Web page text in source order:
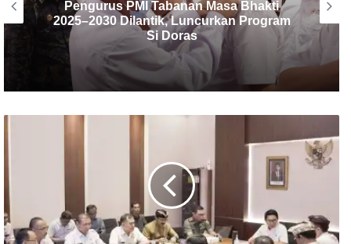
MUSLUB PMI Tabanan 2025, PMI Provinsi
Bali Tekankan Pentingnya Tata Kelola
dan Sinergi dengan Pemerintah